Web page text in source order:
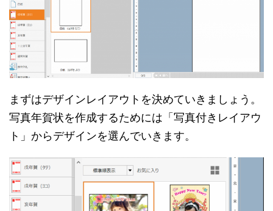
まずはデザインレイアウトを決めていきましょう。
写真年賀状を作成するためには「写真付きレイアウ
ト」からデザインを選んでいきます。